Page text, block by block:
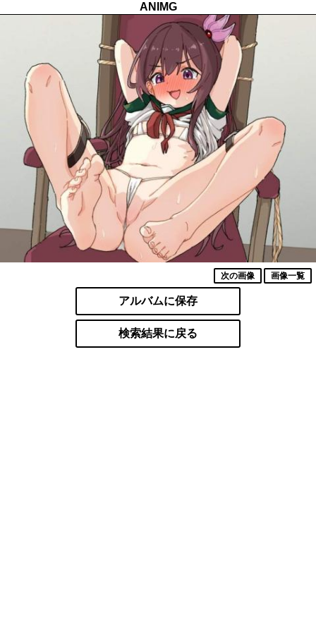
ANIMG
次の画像 画像一覧
アルバムに保存
検索結果に戻る